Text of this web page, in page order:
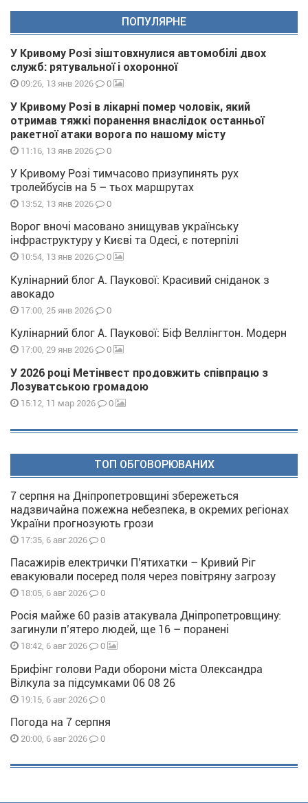
ПОПУЛЯРНЕ
У Кривому Розі зіштовхнулися автомобілі двох
служб: рятувальної і охоронної
09:26, 13 янв 2026 0
У Кривому Розі в лікарні помер чоловік, який
отримав тяжкі поранення внаслідок останньої
ракетної атаки ворога по нашому місту
11:16, 13 янв 2026 0
У Кривому Розі тимчасово призупинять рух
тролейбусів на 5 – тьох маршрутах
13:52, 13 янв 2026 0
Ворог вночі масовано знищував українську
інфраструктуру у Києві та Одесі, є потерпілі
10:54, 13 янв 2026 0
Кулінарний блог А. Паукової: Красивий сніданок з
авокадо
17:00, 25 янв 2026 0
Кулінарний блог А. Паукової: Біф Веллінгтон. Модерн
17:00, 29 янв 2026 0
У 2026 році Метінвест продовжить співпрацю з
Лозуватською громадою
15:12, 11 мар 2026 0
ТОП ОБГОВОРЮВАНИХ
7 серпня на Дніпропетровщині збережеться
надзвичайна пожежна небезпека, в окремих регіонах
України прогнозують грози
17:35, 6 авг 2026 0
Пасажирів електрички П'ятихатки – Кривий Ріг
евакуювали посеред поля через повітряну загрозу
18:05, 6 авг 2026 0
Росія майже 60 разів атакувала Дніпропетровщину:
загинули п’ятеро людей, ще 16 – поранені
18:42, 6 авг 2026 0
Брифінг голови Ради оборони міста Олександра
Вілкула за підсумками 06 08 26
19:15, 6 авг 2026 0
Погода на 7 серпня
20:00, 6 авг 2026 0